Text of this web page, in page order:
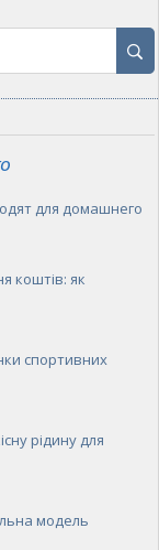
для домашнего
коштів: як
спортивних
рідину для
модель